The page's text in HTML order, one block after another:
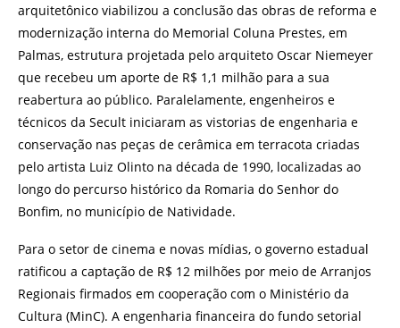
arquitetônico viabilizou a conclusão das obras de reforma e
modernização interna do Memorial Coluna Prestes, em
Palmas, estrutura projetada pelo arquiteto Oscar Niemeyer
que recebeu um aporte de R$ 1,1 milhão para a sua
reabertura ao público. Paralelamente, engenheiros e
técnicos da Secult iniciaram as vistorias de engenharia e
conservação nas peças de cerâmica em terracota criadas
pelo artista Luiz Olinto na década de 1990, localizadas ao
longo do percurso histórico da Romaria do Senhor do
Bonfim, no município de Natividade.
Para o setor de cinema e novas mídias, o governo estadual
ratificou a captação de R$ 12 milhões por meio de Arranjos
Regionais firmados em cooperação com o Ministério da
Cultura (MinC). A engenharia financeira do fundo setorial